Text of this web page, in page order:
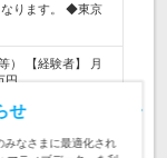
なります。 ◆東京
） 【経験者】 月
円…
験に合わせた業務
せ
なさまに最適化され